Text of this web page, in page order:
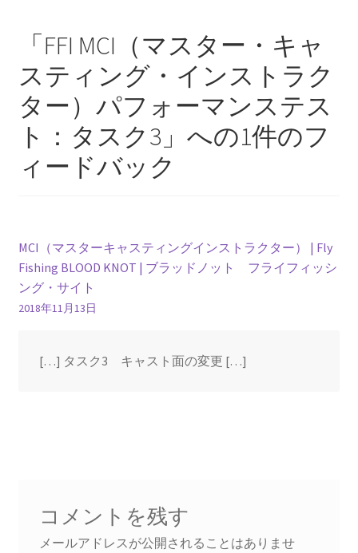
ー
シ
ョ
ン
「FFI MCI（マスター・キャ
スティング・インストラク
ター）パフォーマンステス
ト：タスク3 」への1件のフ
ィードバック
MCI（マスターキャスティングインストラクター） | Fly
Fishing BLOOD KNOT | ブラッドノット フライフィッシ
ング・サイト
2018年11月13日
[…] タスク3 キャスト面の変更 […]
コメントを残す
メールアドレスが公開されることはありませ